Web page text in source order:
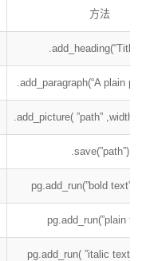
方法
.add_paragraph(“A plain
.add_picture( ”path” ,width
.save(”path”)
pg.add_run(”bold text”)
pg.add_run(”plain
pg.add_run( ”italic text”